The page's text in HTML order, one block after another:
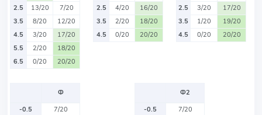
2.5
13/20
7/20
3.5
8/20
12/20
4.5
3/20
17/20
5.5
2/20
18/20
6.5
0/20 20/20
2.5
4/20
16/20
3.5
2/20
18/20
4.5
0/20 20/20
2.5
3/20
17/20
3.5
1/20
19/20
4.5
0/20 20/20
Ф
-0.5
7/20
Ф2
-0.5
7/20